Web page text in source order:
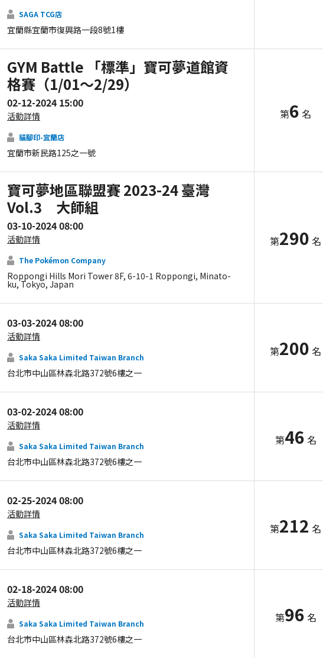
SAGA TCG店
宜蘭縣宜蘭市復興路一段8號1樓
GYM Battle 「標準」寶可夢道館資
格賽（1/01～2/29）
02-12-2024 15:00
活動詳情
貓腳印-宜蘭店
宜蘭市新民路125之一號
第6 名
寶可夢地區聯盟賽 2023-24 臺灣
Vol.3 大師組
03-10-2024 08:00
活動詳情
The Pokémon Company
Roppongi Hills Mori Tower 8F, 6-10-1 Roppongi, Minato-
ku, Tokyo, Japan
第290 名
03-03-2024 08:00
活動詳情
Saka Saka Limited Taiwan Branch
台北市中山區林森北路372號6樓之一
第200 名
03-02-2024 08:00
活動詳情
Saka Saka Limited Taiwan Branch
台北市中山區林森北路372號6樓之一
第46 名
02-25-2024 08:00
活動詳情
Saka Saka Limited Taiwan Branch
台北市中山區林森北路372號6樓之一
第212 名
02-18-2024 08:00
活動詳情
Saka Saka Limited Taiwan Branch
台北市中山區林森北路372號6樓之一
第96 名